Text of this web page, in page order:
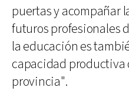
puertas y acompañar
futuros profesionales
la educación es
capacidad productiva
provincia".